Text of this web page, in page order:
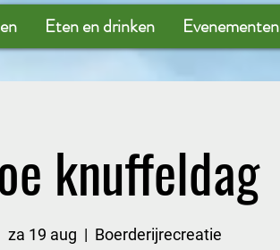
Eten en drinken Evenementen
knuffeldag
za 19 aug
  |
Boerderijrecreatie